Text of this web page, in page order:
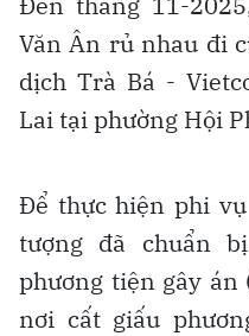
Văn Ân rủ nhau đi
dịch Trà Bá -
Lai tại phường Hội
Để thực hiện phi
tượng đã chuẩn
phương tiện gây án
nơi cất giấu